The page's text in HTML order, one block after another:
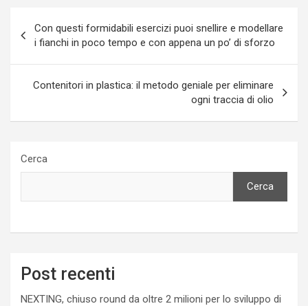
articoli
Con questi formidabili esercizi puoi snellire e modellare
i fianchi in poco tempo e con appena un po’ di sforzo
Contenitori in plastica: il metodo geniale per eliminare
ogni traccia di olio
Cerca
Cerca
Post recenti
NEXTING, chiuso round da oltre 2 milioni per lo sviluppo di